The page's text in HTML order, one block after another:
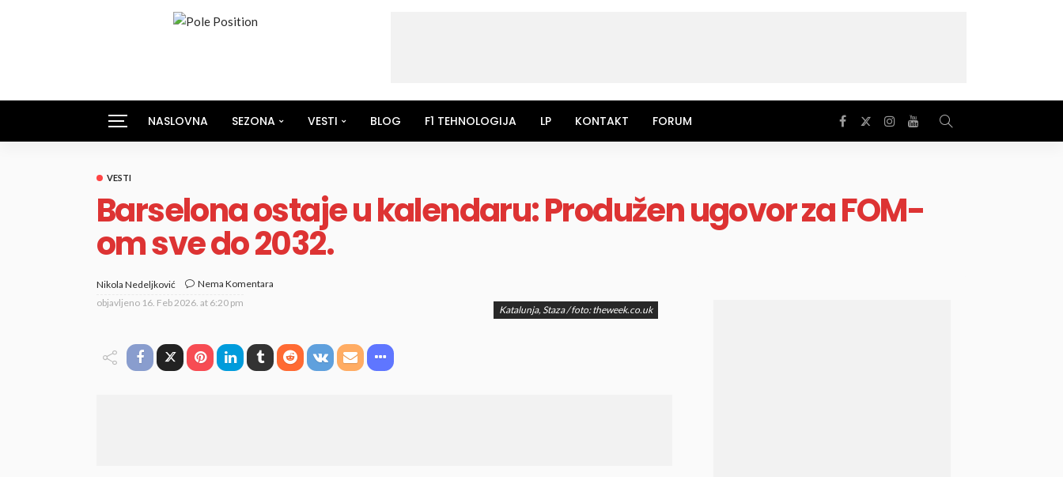
NASLOVNA SEZONA VESTI BLOG F1 TEHNOLOGIJA LP KONTAKT FORUM
VESTI
Barselona ostaje u kalendaru: Produžen ugovor za FOM-
om sve do 2032.
Nikola Nedeljković
Nema Komentara
objavljeno 16. Feb 2026. at 6:20 pm
Katalunja, Staza / foto: theweek.co.uk